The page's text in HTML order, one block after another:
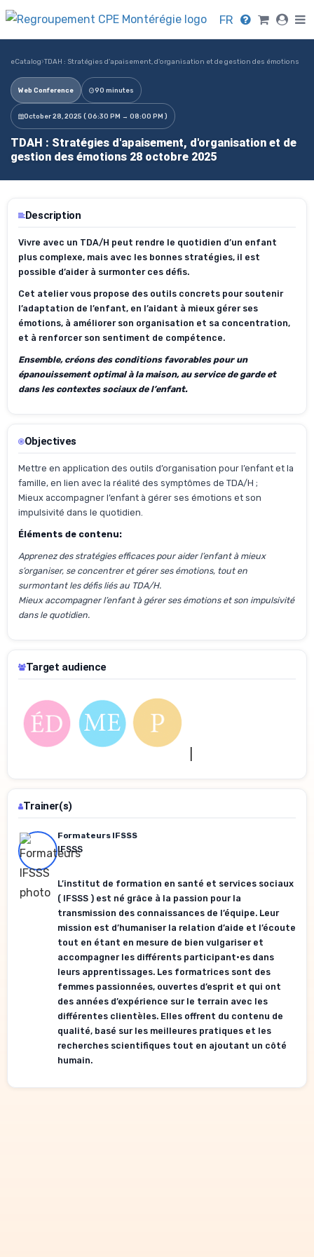
FR
eCatalog›TDAH : Stratégies d'apaisement, d'organisation et de gestion des émotions
Web Conference 90 minutes
October 28, 2025 ( 06:30 PM → 08:00 PM )
TDAH : Stratégies d'apaisement, d'organisation et de
gestion des émotions 28 octobre 2025
Description
Vivre avec un TDA/H peut rendre le quotidien d’un enfant
plus complexe, mais avec les bonnes stratégies, il est
possible d’aider à surmonter ces défis.
Cet atelier vous propose des outils concrets pour soutenir
l’adaptation de l’enfant, en l’aidant à mieux gérer ses
émotions, à améliorer son organisation et sa concentration,
et à renforcer son sentiment de compétence.
Ensemble, créons des conditions favorables pour un
épanouissement optimal à la maison, au service de garde et
dans les contextes sociaux de l’enfant.
Objectives
Mettre en application des outils d’organisation pour l’enfant et la
famille, en lien avec la réalité des symptômes de TDA/H ;
Mieux accompagner l’enfant à gérer ses émotions et son
impulsivité dans le quotidien.
Éléments de contenu:
Apprenez des stratégies efficaces pour aider l’enfant à mieux
s’organiser, se concentrer et gérer ses émotions, tout en
surmontant les défis liés au TDA/H.
Mieux accompagner l’enfant à gérer ses émotions et son impulsivité
dans le quotidien.
Target audience
Trainer(s)
Formateurs IFSSS
IFSSS
L’institut de formation en santé et services sociaux
( IFSSS ) est né grâce à la passion pour la
transmission des connaissances de l’équipe. Leur
mission est d’humaniser la relation d’aide et l’écoute
tout en étant en mesure de bien vulgariser et
accompagner les différents participant•es dans
leurs apprentissages. Les formatrices sont des
femmes passionnées, ouvertes d’esprit et qui ont
des années d’expérience sur le terrain avec les
différentes clientèles. Elles offrent du contenu de
qualité, basé sur les meilleures pratiques et les
recherches scientifiques tout en ajoutant un côté
humain.